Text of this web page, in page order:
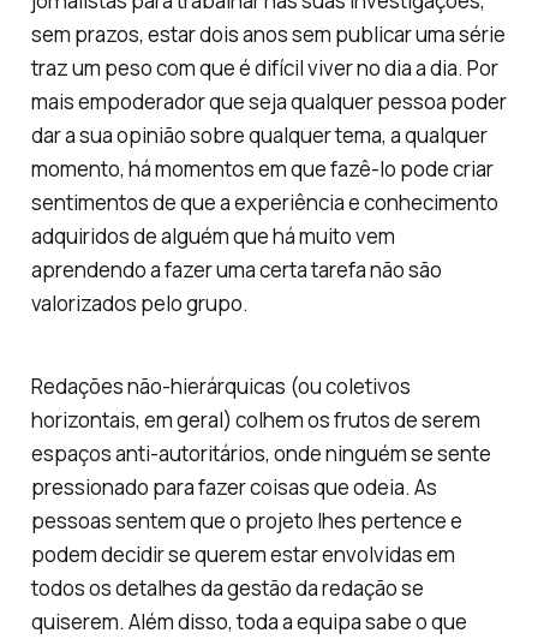
sem prazos, estar dois anos sem publicar uma série
traz um peso com que é difícil viver no dia a dia. Por
mais empoderador que seja qualquer pessoa poder
dar a sua opinião sobre qualquer tema, a qualquer
momento, há momentos em que fazê-lo pode criar
sentimentos de que a experiência e conhecimento
adquiridos de alguém que há muito vem
aprendendo a fazer uma certa tarefa não são
valorizados pelo grupo.
Redações não-hierárquicas (ou coletivos
horizontais, em geral) colhem os frutos de serem
espaços anti-autoritários, onde ninguém se sente
pressionado para fazer coisas que odeia. As
pessoas sentem que o projeto lhes pertence e
podem decidir se querem estar envolvidas em
todos os detalhes da gestão da redação se
quiserem. Além disso, toda a equipa sabe o que